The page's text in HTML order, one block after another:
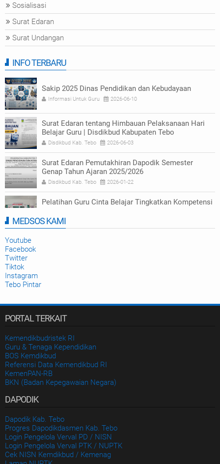
Sosialisasi
Surat Edaran
Surat Undangan
INFO TERBARU
Sakip 2025 Dinas Pendidikan dan Kebudayaan
Informasi Untuk Guru 2026-06-10
Surat Edaran tentang Himbauan Pelaksanaan Hari
Belajar Guru | Disdikbud Kabupaten Tebo
Disdikbud Kab. Tebo 2026-06-03
Surat Edaran Pemutakhiran Dapodik Semester
Genap Tahun Ajaran 2025/2026
Disdikbud Kab. Tebo 2026-01-22
Pelatihan Guru Cinta Belajar Tingkatkan Kompetensi
Disdikbud Kab. Tebo
MEDSOS KAMI
Youtube
Facebook
Twitter
Tiktok
Instagram
Tebo Pintar
PORTAL TERKAIT
Kemendikbudristek RI
Guru & Tenaga Kependidikan
BOS Kemdikbud
Referensi Data Kemendikbud RI
KemenPAN-RB
BKN (Badan Kepegawaian Negara)
DAPODIK
Dapodik Kab. Tebo
Progres Dapodikdasmen Kab. Tebo
Login Pengelola Verval PD / NISN
Login Pengelola Verval PTK / NUPTK
Cek NISN Kemdikbud / Kemenag